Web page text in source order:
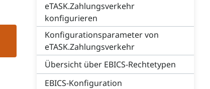
eTASK.Zahlungsverkehr
konfigurieren
Konfigurationsparameter von
eTASK.Zahlungsverkehr
Übersicht über EBICS-Rechtetypen
EBICS-Konfiguration